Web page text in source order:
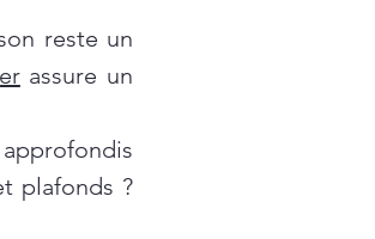
reste un
assure un
plafonds ?